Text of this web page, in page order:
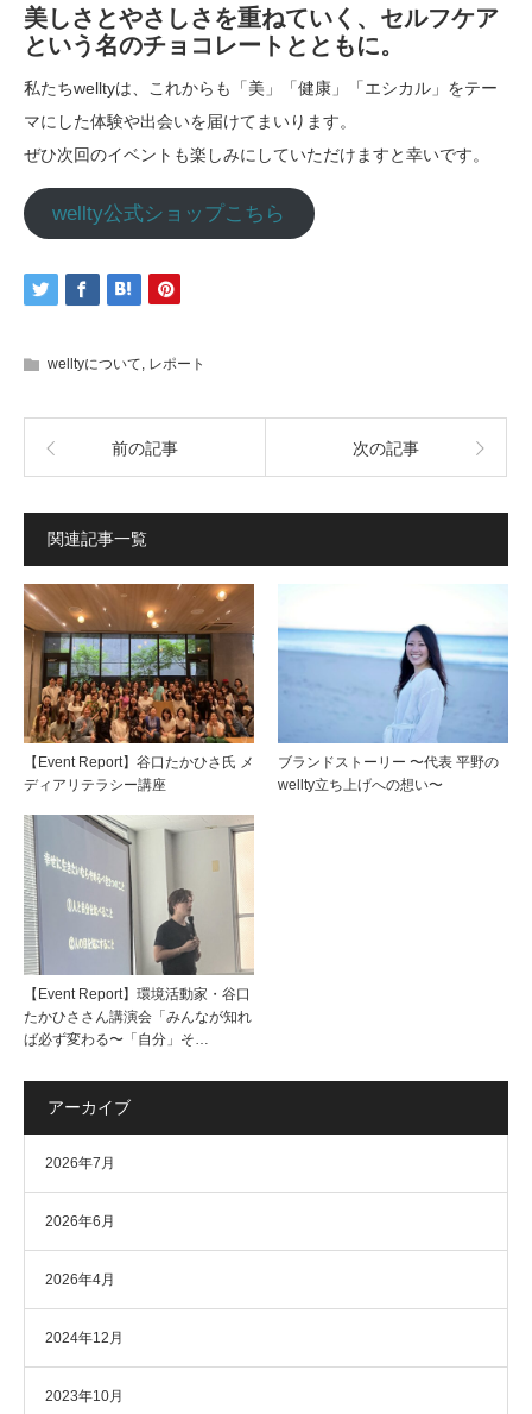
美しさとやさしさを重ねていく、セルフケア
という名のチョコレートとともに。
私たちwelltyは、これからも「美」「健康」「エシカル」をテー
マにした体験や出会いを届けてまいります。
ぜひ次回のイベントも楽しみにしていただけますと幸いです。
wellty公式ショップこちら
welltyについて, レポート
前の記事 次の記事
関連記事一覧
【Event Report】谷口たかひさ氏 メ
ディアリテラシー講座
ブランドストーリー 〜代表 平野の
wellty立ち上げへの想い〜
【Event Report】環境活動家・谷口
たかひささん講演会「みんなが知れ
ば必ず変わる〜「自分」そ…
アーカイブ
2026年7月
2026年6月
2026年4月
2024年12月
2023年10月